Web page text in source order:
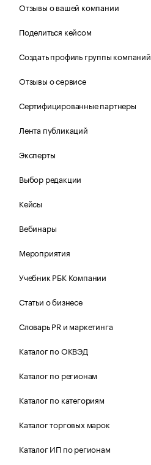
Отзывы о вашей компании
Поделиться кейсом
Создать профиль группы компаний
Отзывы о сервисе
Сертифицированные партнеры
Лента публикаций
Эксперты
Выбор редакции
Кейсы
Вебинары
Мероприятия
Учебник РБК Компании
Статьи о бизнесе
Словарь PR и маркетинга
Каталог по ОКВЭД
Каталог по регионам
Каталог по категориям
Каталог торговых марок
Каталог ИП по регионам